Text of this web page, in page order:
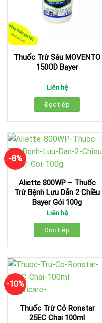
Thuốc Trừ Sâu MOVENTO
150OD Bayer
Liên hệ
Đọc tiếp
-8%
Aliette 800WP – Thuốc
Trừ Bệnh Lưu Dẫn 2 Chiều
Bayer Gói 100g
Liên hệ
Đọc tiếp
-10%
Thuốc Trừ Cỏ Ronstar
25EC Chai 100ml